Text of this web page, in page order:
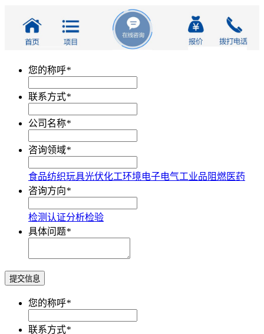
您的称呼*
联系方式*
公司名称*
咨询领域*
食品纺织玩具光伏化工环境电子电气工业品 阻燃医药
咨询方向*
检测认证分析检验
具体问题*
提交信息
您的称呼*
联系方式*